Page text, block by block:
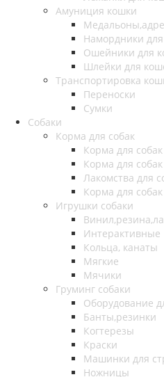
Амуниция кошки
Намордники
Ошейники для
Шлейки для
Транспортировка
Переноски
Сумки
Собаки
Корма для собак
Корма для собак
Корма для
Лакомства для
Корма для
Игрушки собаки
Интерактивные
Кольца, канаты
Мягкие
Мячики
Груминг собаки
Оборудование
Банты,резинки
Когтерезы
Краски
Машинки для
Ножницы